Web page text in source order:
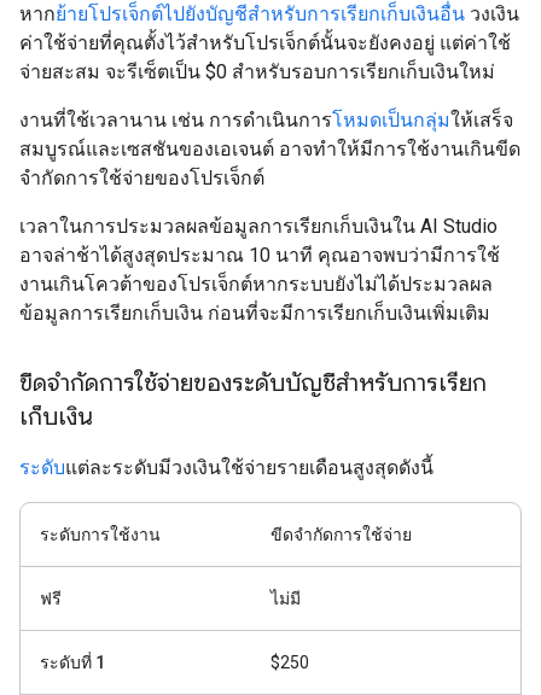
หากย้ายโปรเจ็กต์ไปยังบัญชีสำหรับการเรียกเก็บเงินอื่น วงเงิน
ค่าใช้จ่ายที่คุณตั้งไว้สำหรับโปรเจ็กต์นั้นจะยังคงอยู่ แต่ค่าใช้
จ่ายสะสม จะรีเซ็ตเป็น $0 สำหรับรอบการเรียกเก็บเงินใหม่
งานที่ใช้เวลานาน เช่น การดำเนินการโหมดเป็นกลุ่มให้เสร็จ
สมบูรณ์และเซสชันของเอเจนต์ อาจทำให้มีการใช้งานเกินขีด
จำกัดการใช้จ่ายของโปรเจ็กต์
เวลาในการประมวลผลข้อมูลการเรียกเก็บเงินใน AI Studio
อาจล่าช้าได้สูงสุดประมาณ 10 นาที คุณอาจพบว่ามีการใช้
งานเกินโควต้าของโปรเจ็กต์หากระบบยังไม่ได้ประมวลผล
ข้อมูลการเรียกเก็บเงิน ก่อนที่จะมีการเรียกเก็บเงินเพิ่มเติม
ขีดจำกัดการใช้จ่ายของระดับบัญชีสำหรับการเรียก
เก็บเงิน
ระดับแต่ละระดับมีวงเงินใช้จ่ายรายเดือนสูงสุดดังนี้
ระดับการใช้งาน ขีดจำกัดการใช้จ่าย
ฟรี ไม่มี
ระดับที่ 1 $250